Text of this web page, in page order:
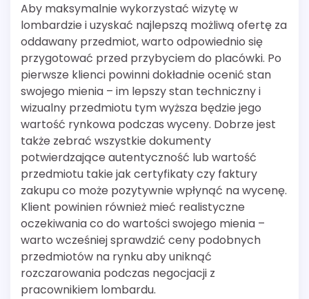
Aby maksymalnie wykorzystać wizytę w
lombardzie i uzyskać najlepszą możliwą ofertę za
oddawany przedmiot, warto odpowiednio się
przygotować przed przybyciem do placówki. Po
pierwsze klienci powinni dokładnie ocenić stan
swojego mienia – im lepszy stan techniczny i
wizualny przedmiotu tym wyższa będzie jego
wartość rynkowa podczas wyceny. Dobrze jest
także zebrać wszystkie dokumenty
potwierdzające autentyczność lub wartość
przedmiotu takie jak certyfikaty czy faktury
zakupu co może pozytywnie wpłynąć na wycenę.
Klient powinien również mieć realistyczne
oczekiwania co do wartości swojego mienia –
warto wcześniej sprawdzić ceny podobnych
przedmiotów na rynku aby uniknąć
rozczarowania podczas negocjacji z
pracownikiem lombardu.